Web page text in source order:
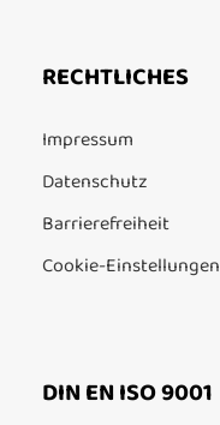
RECHTLICHES
Impressum
Datenschutz
Barrierefreiheit
Cookie-Einstellungen
DIN EN ISO 9001